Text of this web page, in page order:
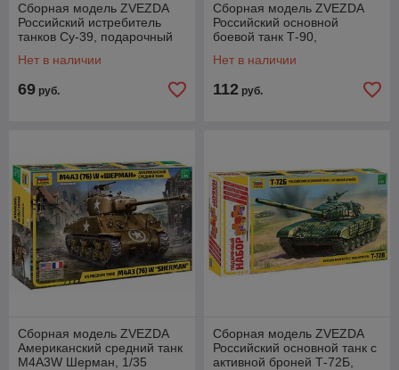
Сборная модель ZVEZDA
Российский истребитель
танков Су-39, подарочный
Нет в наличии
69 руб.
Сборная модель ZVEZDA
Российский основной
боевой танк Т-90,
Нет в наличии
112 руб.
Сборная модель ZVEZDA
Американский средний танк
М4А3W Шерман, 1/35
Сборная модель ZVEZDA
Российский основной танк с
активной броней Т-72Б,